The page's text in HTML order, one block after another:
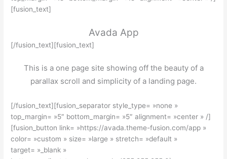
[fusion_text]
Avada App
[/fusion_text][fusion_text]
This is a one page site showing off the beauty of a
parallax scroll and simplicity of a landing page.
[/fusion_text][fusion_separator style_type= »none »
top_margin= »5″ bottom_margin= »5″ alignment= »center » /]
[fusion_button link= »https://avada.theme-fusion.com/app »
color= »custom » size= »large » stretch= »default »
target= »_blank »